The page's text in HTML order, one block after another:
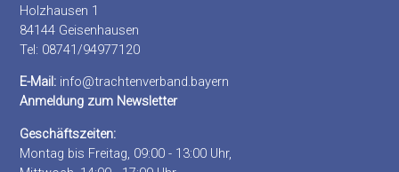
Holzhausen 1
84144 Geisenhausen
Tel: 08741/94977120
E-Mail: info@trachtenverband.bayern
Anmeldung zum Newsletter
Geschäftszeiten:
Montag bis Freitag, 09:00 - 13:00 Uhr,